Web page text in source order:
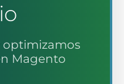
optimizamos
Magento